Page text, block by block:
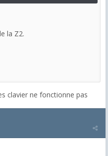
la Z2.
clavier ne fonctionne pas